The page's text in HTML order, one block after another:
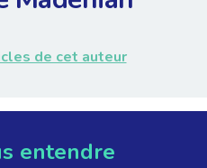
de cet auteur
entendre